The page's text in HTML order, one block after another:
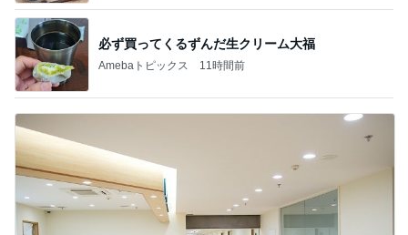
必ず買ってくるずんだ生クリーム大福
Amebaトピックス 11時間前